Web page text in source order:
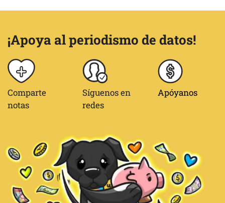
¡Apoya al periodismo de datos!
Comparte
notas
Síguenos en
redes
Apóyanos